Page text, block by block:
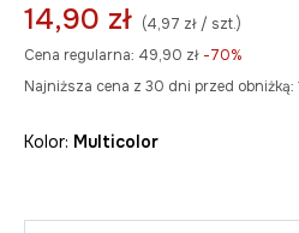
14,90 zł (4,97 zł / szt.)
Cena regularna: 49,90 zł -70%
Najniższa cena z 30 dni przed obniżką:
Kolor: multicolor